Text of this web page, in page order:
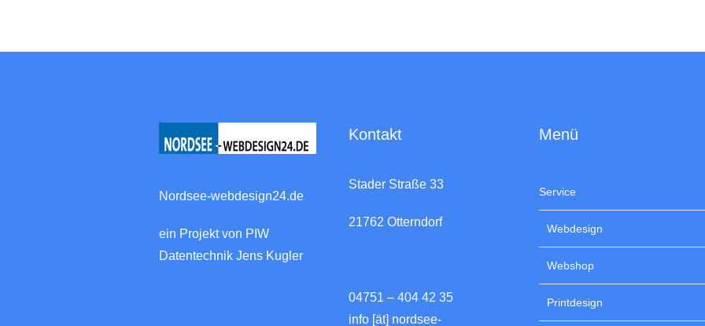
Nordsee-webdesign24.de
ein Projekt von PIW
Datentechnik Jens Kugler
Kontakt
Stader Straße 33
21762 Otterndorf
04751 – 404 42 35
info [ät] nordsee-
Menü
Service
Webdesign
Webshop
Printdesign